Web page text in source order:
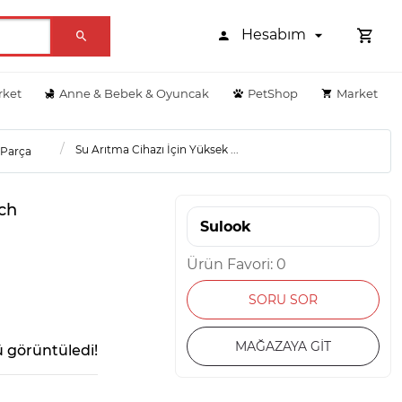
Hesabım
Anne & Bebek & Oyuncak PetShop Market
Su Arıtma Cihazı İçin Yüksek ...
Sulook
Ürün Favori: 0
SORU SOR
MAĞAZAYA GİT
görüntüledi!